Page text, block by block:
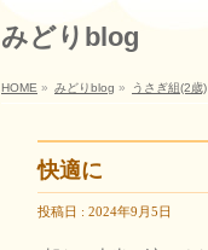
みどりblog
HOME » みどりblog » うさぎ組(2歳)
快適に
投稿日 : 2024年9月5日